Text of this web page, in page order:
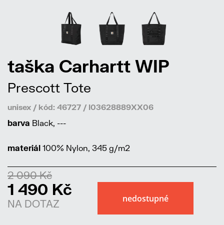
taška Carhartt WIP
Prescott Tote
unisex / kód: 46727 / I03628889XX06
barva Black, ---
materiál 100% Nylon, 345 g/m2
2 090 Kč
1 490 Kč
NA DOTAZ